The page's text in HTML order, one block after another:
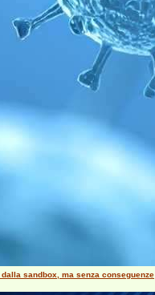
sandbox, ma senza conseguenze